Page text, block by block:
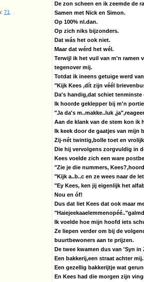
71
De zon scheen en ik zeemde de
Samen met Nick en Simon.
Op 100% nl.dan.
Op zich niks bijzonders.
Dat wás het ook niet.
Maar dat wérd het wél.
Terwijl ik het vuil van m'n ramen
tegenover mij.
Totdat ik ineens getuige werd
"Kijk Kees ,dít zijn véél
Da's handig,dat schiet tenminste
Ik hoorde geklepper bij m'n
"Ja da's m..makke..luk
Aan de klank van de stem kon ik
Ik keek door de gaatjes van mijn
Zij-nét twintig,bolle toet en
Die hij vervolgens zorgvuldig in
Kees voelde zich een ware
"Zie je die nummers,
"Kijk a..b..c en ze wees naar de
"Ey Kees, ken jij eigenlijk het
Nou en óf!
Dus dat liet Kees dat ook maar
Ik voelde hoe mijn hoofd iets
Ze liepen verder om bij de
buurtbewoners aan te prijzen.
De twee kwamen dus van 'Syn in
Een bakkerij,een straat achter mij.
Een gezellig bakkerijtje wat
En Kees had die morgen zijn